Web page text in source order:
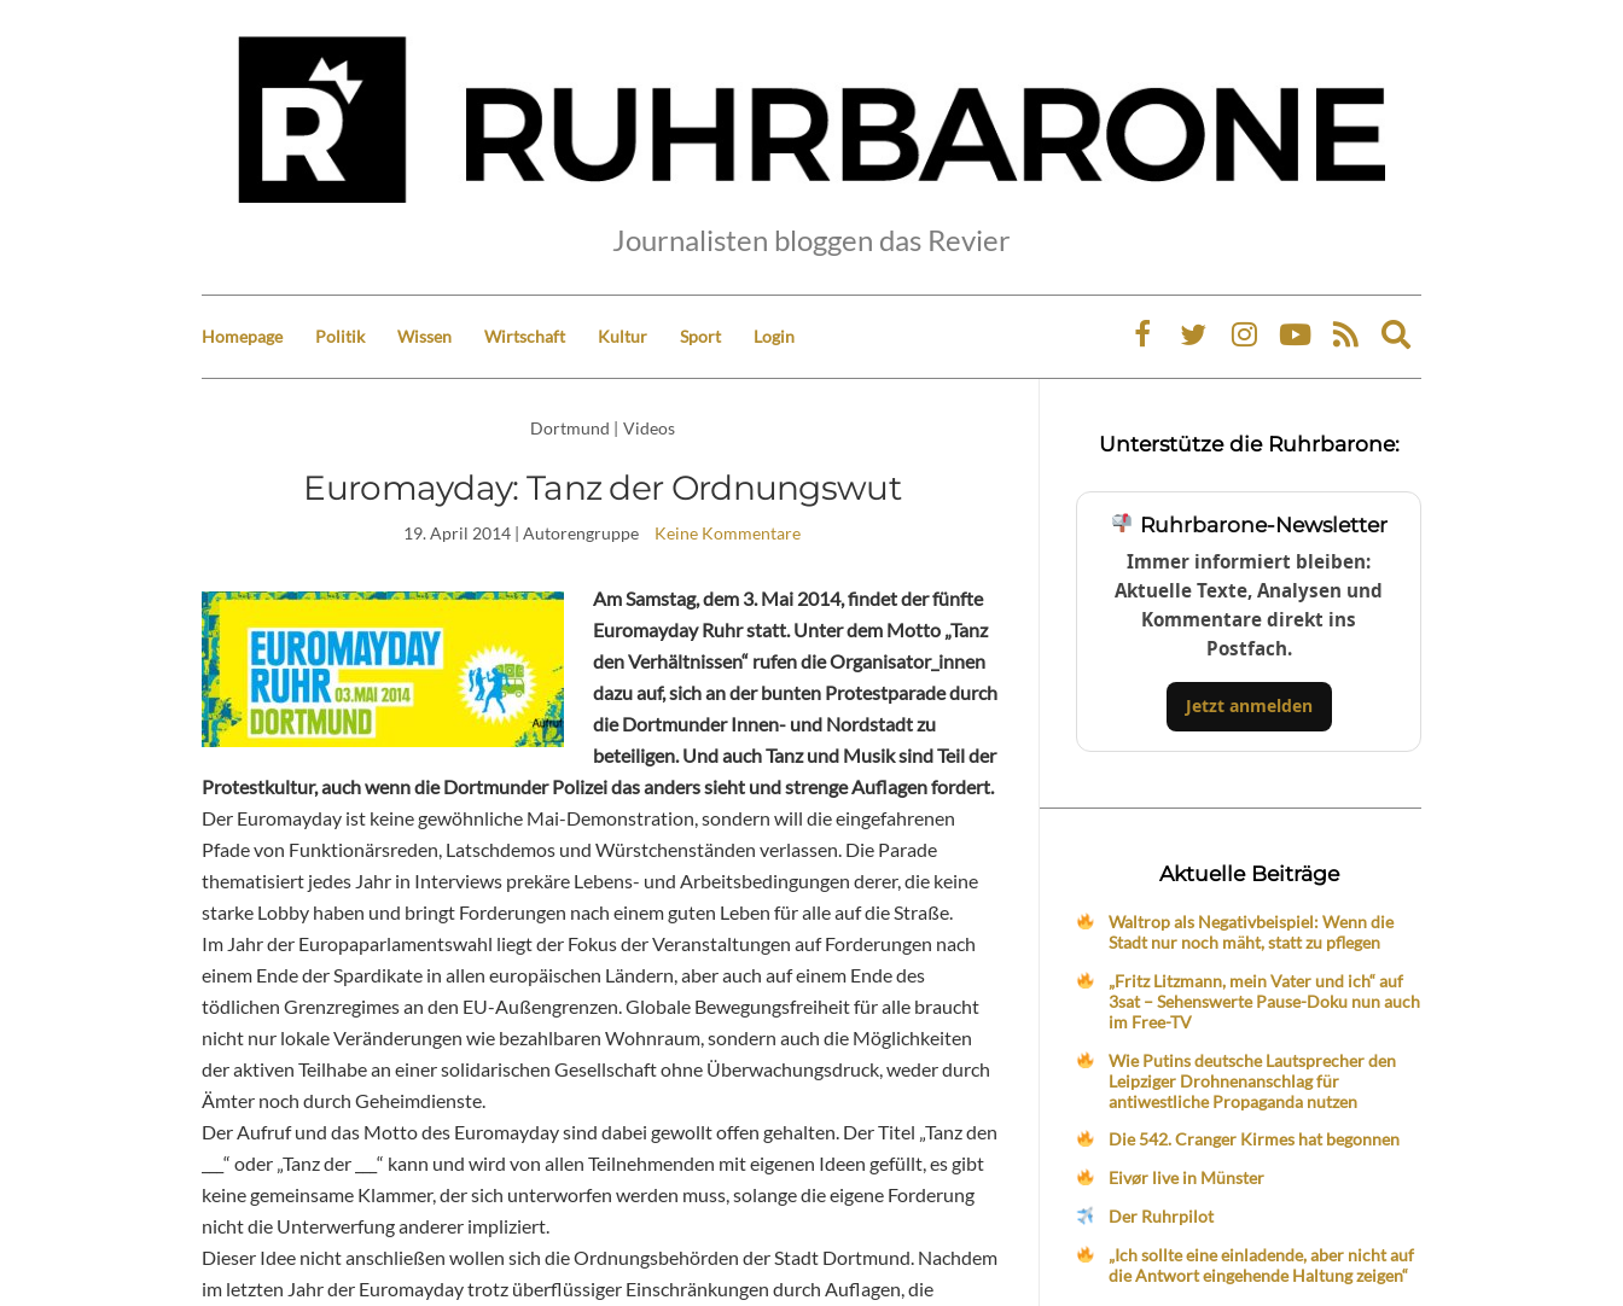
Journalisten bloggen das Revier
Homepage Politik Wissen Wirtschaft Kultur Sport Login
Expand
search
Dortmund | Videos
Euromayday: Tanz der Ordnungswut
19. April 2014 | Autorengruppe Keine Kommentare
Am Samstag, dem 3. Mai 2014, findet der fünfte
Euromayday Ruhr statt. Unter dem Motto „Tanz
den Verhältnissen“ rufen die Organisator_innen
dazu auf, sich an der bunten Protestparade durch
die Dortmunder Innen- und Nordstadt zu
beteiligen. Und auch Tanz und Musik sind Teil der
Protestkultur, auch wenn die Dortmunder Polizei das anders sieht und strenge Auflagen fordert.
Der Euromayday ist keine gewöhnliche Mai-Demonstration, sondern will die eingefahrenen
Pfade von Funktionärsreden, Latschdemos und Würstchenständen verlassen. Die Parade
thematisiert jedes Jahr in Interviews prekäre Lebens- und Arbeitsbedingungen derer, die keine
starke Lobby haben und bringt Forderungen nach einem guten Leben für alle auf die Straße.
Im Jahr der Europaparlamentswahl liegt der Fokus der Veranstaltungen auf Forderungen nach
einem Ende der Spardikate in allen europäischen Ländern, aber auch auf einem Ende des
tödlichen Grenzregimes an den EU-Außengrenzen. Globale Bewegungsfreiheit für alle braucht
nicht nur lokale Veränderungen wie bezahlbaren Wohnraum, sondern auch die Möglichkeiten
der aktiven Teilhabe an einer solidarischen Gesellschaft ohne Überwachungsdruck, weder durch
Ämter noch durch Geheimdienste.
Der Aufruf und das Motto des Euromayday sind dabei gewollt offen gehalten. Der Titel „Tanz den
___“ oder „Tanz der ___“ kann und wird von allen Teilnehmenden mit eigenen Ideen gefüllt, es gibt
keine gemeinsame Klammer, der sich unterworfen werden muss, solange die eigene Forderung
nicht die Unterwerfung anderer impliziert.
Dieser Idee nicht anschließen wollen sich die Ordnungsbehörden der Stadt Dortmund. Nachdem
im letzten Jahr der Euromayday trotz überflüssiger Einschränkungen durch Auflagen, die
Unterstütze die Ruhrbarone:
Ruhrbarone-Newsletter
Immer informiert bleiben:
Aktuelle Texte, Analysen und
Kommentare direkt ins
Postfach.
Jetzt anmelden
Aktuelle Beiträge
Waltrop als Negativbeispiel: Wenn die
Stadt nur noch mäht, statt zu pflegen
„Fritz Litzmann, mein Vater und ich“ auf
3sat – Sehenswerte Pause-Doku nun auch
im Free-TV
Wie Putins deutsche Lautsprecher den
Leipziger Drohnenanschlag für
antiwestliche Propaganda nutzen
Die 542. Cranger Kirmes hat begonnen
Eivør live in Münster
Der Ruhrpilot
„Ich sollte eine einladende, aber nicht auf
die Antwort eingehende Haltung zeigen“